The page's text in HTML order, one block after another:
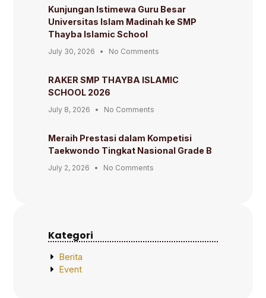
Kunjungan Istimewa Guru Besar
Universitas Islam Madinah ke SMP
Thayba Islamic School
July 30, 2026 No Comments
RAKER SMP THAYBA ISLAMIC
SCHOOL 2026
July 8, 2026 No Comments
Meraih Prestasi dalam Kompetisi
Taekwondo Tingkat Nasional Grade B
July 2, 2026 No Comments
Kategori
Berita
Event